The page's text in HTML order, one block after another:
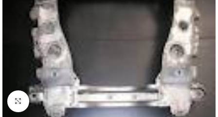
Click to enlarge